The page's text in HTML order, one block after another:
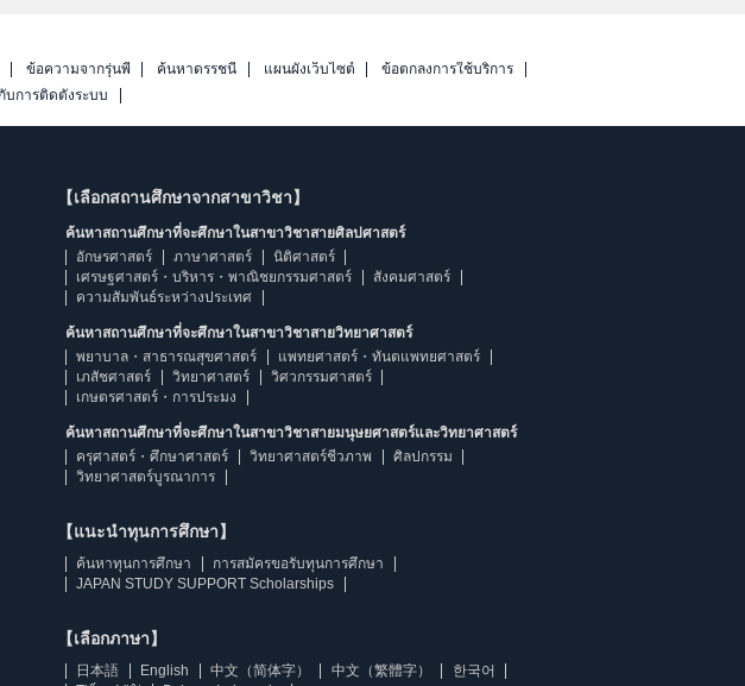
ข้อความจากรุ่นพี่ ค้นหาดรรชนี แผนผังเว็บไซต์
ข้อตกลงการใช้บริการ
บการติดตั้งระบบ
【เลือกสถานศึกษาจากสาขาวิชา】
ค้นหาสถานศึกษาที่จะศึกษาในสาขาวิชาสายศิลปศาสตร์
อักษรศาสตร์
ภาษาศาสตร์
นิติศาสตร์
เศรษฐศาสตร์・บริหาร・พาณิชยกรรมศาสตร์
สังคมศาสตร์
ความสัมพันธ์ระหว่างประเทศ
ค้นหาสถานศึกษาที่จะศึกษาในสาขาวิชาสายวิทยาศาสตร์
พยาบาล・สาธารณสุขศาสตร์
แพทยศาสตร์・ทันตแพทยศาสตร์
เภสัชศาสตร์
วิทยาศาสตร์
วิศวกรรมศาสตร์
เกษตรศาสตร์・การประมง
ค้นหาสถานศึกษาที่จะศึกษาในสาขาวิชาสายมนุษยศาสตร์และวิทยาศาสตร์
ครุศาสตร์・ศึกษาศาสตร์
วิทยาศาสตร์ชีวภาพ
ศิลปกรรม
วิทยาศาสตร์บูรณาการ
【แนะนำทุนการศึกษา】
ค้นหาทุนการศึกษา
การสมัครขอรับทุนการศึกษา
JAPAN STUDY SUPPORT Scholarships
【เลือกภาษา】
日本語 English 中文（简体字） 中文（繁體字）
한국어